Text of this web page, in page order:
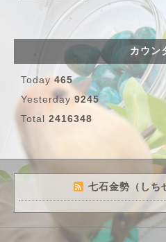
カウン
Today 465
Yesterday 9245
Total 2416348
七石金勢（しち